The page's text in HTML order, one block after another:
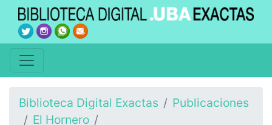
Biblioteca Digital Exactas
Publicaciones
El Hornero